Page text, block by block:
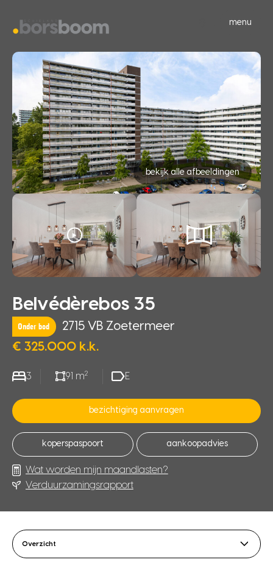
menu
bekijk alle afbeeldingen
Belvédèrebos 35
Onder bod
2715 VB Zoetermeer
€ 325.000 k.k.
3 91 m2 E
bezichtiging aanvragen
koperspaspoort aankoopadvies
Wat worden mijn maandlasten?
Verduurzamingsrapport
Overzicht